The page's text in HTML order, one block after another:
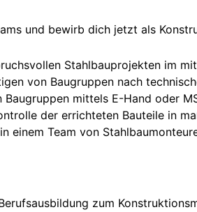
und bewirb dich jetzt als
Stahlbauprojekten im
von Baugruppen nach
Baugruppen mittels E-Hand oder
der errichteten Bauteile in
einem Team von
zum